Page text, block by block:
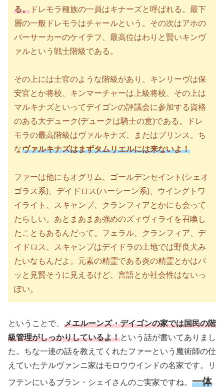
る。 ドレモラ種族の一員はキナーズと呼ばれる。最下
層の一般ドレモラはチャールという。その次はアホの
バーサーカーのケイテフ、最高位はわりと賢いキンヴ
ァルという戦士階級である。
その上には士官のような階級があり、キンリーヴは保
安官とか将校、キンマーチャーは上級将校、その上は
マルキナズといってデイゴンの評議会に参加する資格
のある大デューク (デュークは騎士の意)である。ドレ
モラの最高階級はヴァルキナズ、またはプリンス。ち
なヴァルキナズはまずタムリエルには来ないよ！
ファーは他にもオグリム、ゴールデンセイント (シェオ
ゴラス系) 、デイドロス (ハーシーン系) 、ウイングトワ
イライト、スキャンプ、クランフィアとかにも会って
たらしい。あとまあまあ強めのズィヴィライを召喚し
たこともあるんだって。フェラル、クランフィア、デ
イドロス、スキャンプはデイドラの土地では野良犬み
たいなもんだよ。元素の精霊である炎の精霊とかはパ
ッと見賢そうに見えるけど、言語とか社会性はないっ
ぽい。
ということで、 メエルーンズ・デイゴンの家では国民の階
級管理がしっかりしているよ！という話が書いてありまし
た。ちな一連の話を教えてくれたファーという魔術師の仕
えていたテルヴァンニ家はモロウウインドの名家です。リ
フテンにいるブラン・シェイさんのご実家ですね。 一体